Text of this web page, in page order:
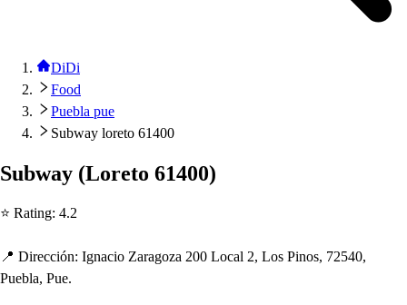
DiDi
Food
Puebla pue
Subway loreto 61400
Subway (Loreto 61400)
⭐ Rating: 4.2
📍 Dirección: Ignacio Zaragoza 200 Local 2, Los Pinos, 72540,
Puebla, Pue.